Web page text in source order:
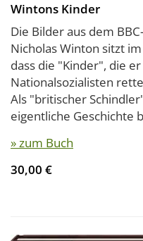
Wintons Kinder
Die Bilder aus dem
Nicholas Winton sitzt
dass die "Kinder", die
Nationalsozialisten
Als "britischer
eigentliche Geschichte
» zum Buch
30,00 €